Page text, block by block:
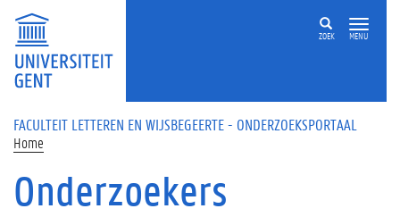
Overslaan en naar de inhoud gaan
ZOEK MENU
FACULTEIT LETTEREN EN WIJSBEGEERTE - ONDERZOEKSPORTAAL
Home
Onderzoekers